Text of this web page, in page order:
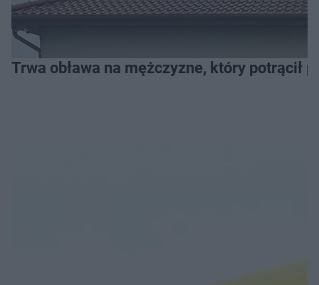
Trwa obława na mężczyzne, który potrącił